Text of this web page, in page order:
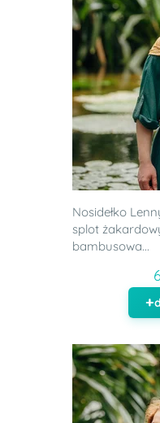
Nosidełko
splot
bambusowa...